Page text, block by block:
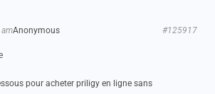
Anonymous #125917
pour acheter priligy en ligne sans